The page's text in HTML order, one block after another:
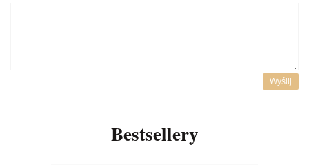
Wyślij
Bestsellery